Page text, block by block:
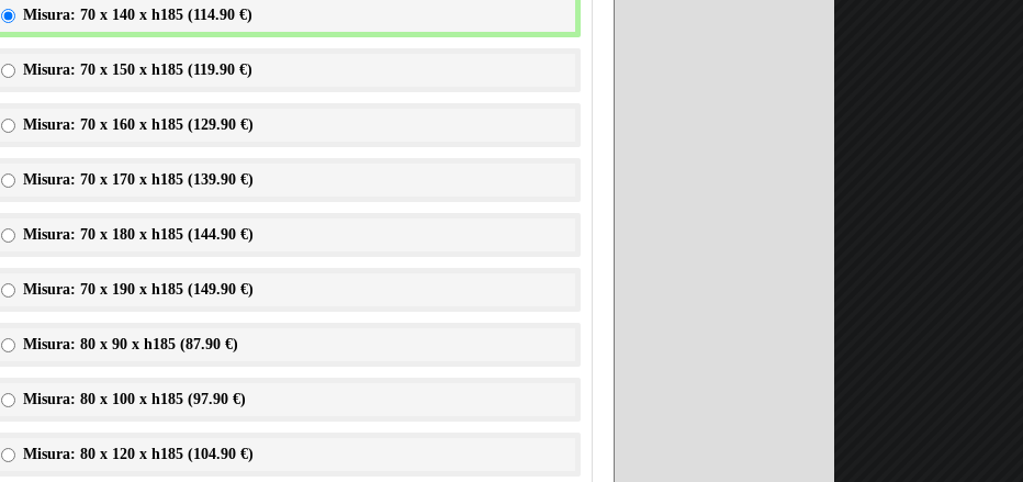
Misura: 70 x 140 x h185 (114.90 €)
Misura: 70 x 150 x h185 (119.90 €)
Misura: 70 x 160 x h185 (129.90 €)
Misura: 70 x 170 x h185 (139.90 €)
Misura: 70 x 180 x h185 (144.90 €)
Misura: 70 x 190 x h185 (149.90 €)
Misura: 80 x 90 x h185 (87.90 €)
Misura: 80 x 100 x h185 (97.90 €)
Misura: 80 x 120 x h185 (104.90 €)